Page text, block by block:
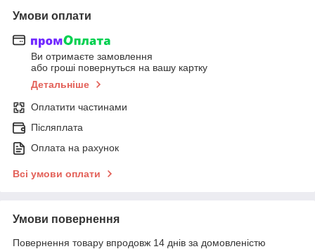
Умови оплати
Ви отримаєте замовлення
або гроші повернуться на вашу картку
Детальніше
Оплатити частинами
Післяплата
Оплата на рахунок
Всі умови оплати
Умови повернення
Повернення товару впродовж 14 днів за домовленістю